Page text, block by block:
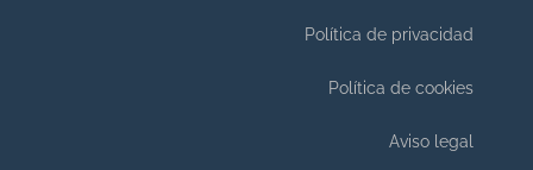
Política de privacidad
Política de cookies
Aviso legal